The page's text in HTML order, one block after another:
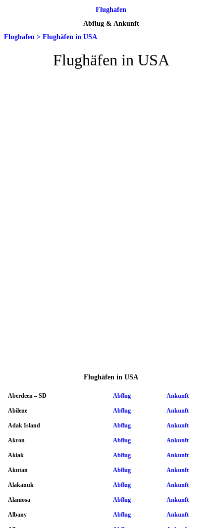
Flughafen
Abflug & Ankunft
Flughafen > Flughäfen in USA
Flughäfen in USA
Flughäfen in USA
Aberdeen – SD Abflug Ankunft
Abilene Abflug Ankunft
Adak Island Abflug Ankunft
Akron Abflug Ankunft
Akiak Abflug Ankunft
Akutan Abflug Ankunft
Alakanuk Abflug Ankunft
Alamosa Abflug Ankunft
Albany Abflug Ankunft